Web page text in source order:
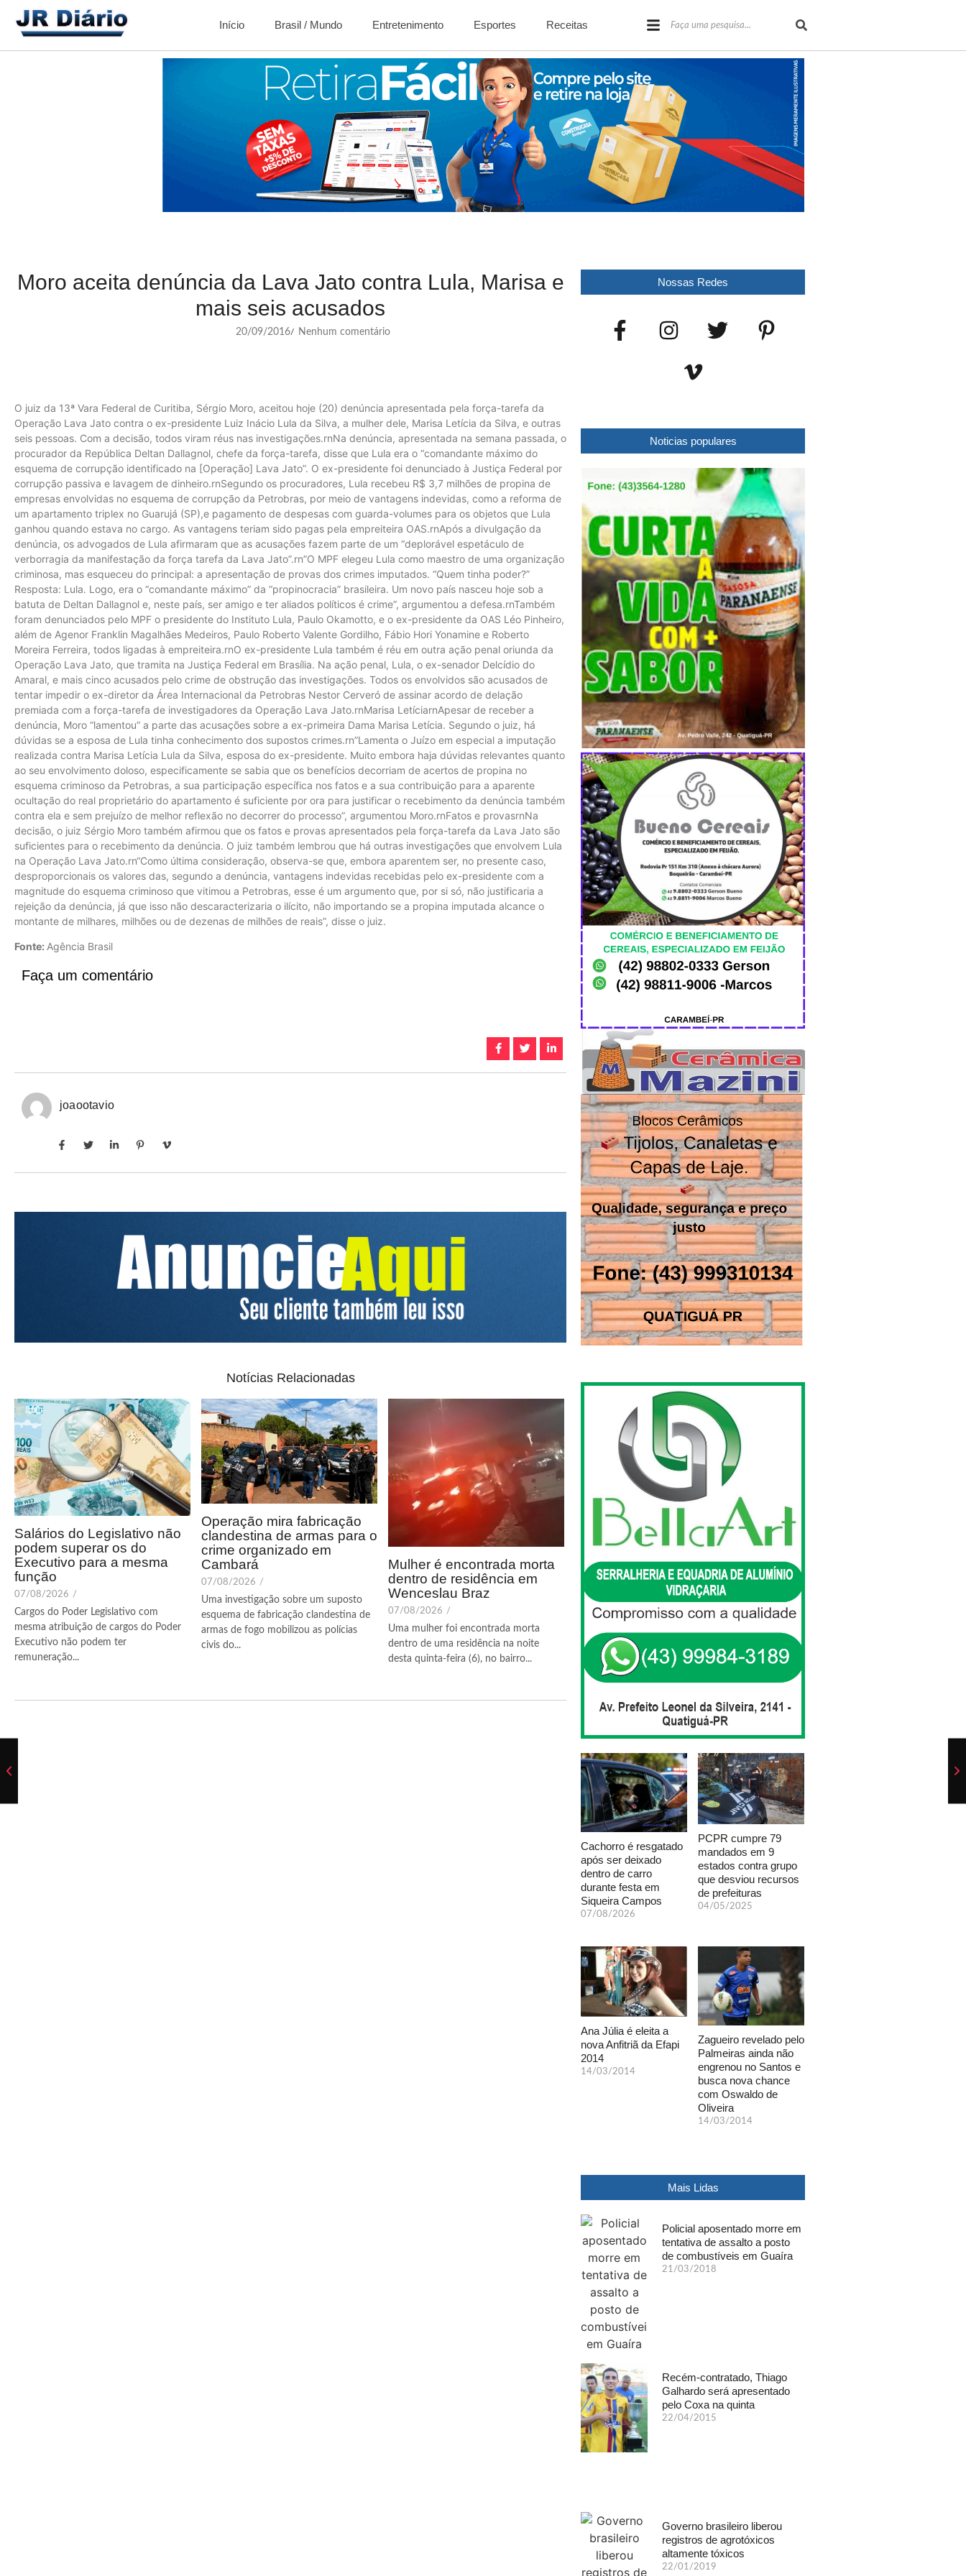
Início Brasil / Mundo Entretenimento Esportes Receitas
Moro aceita denúncia da Lava Jato contra Lula, Marisa e
mais seis acusados
20/09/2016/ Nenhum comentário
O juiz da 13ª Vara Federal de Curitiba, Sérgio Moro, aceitou hoje (20) denúncia apresentada pela força-tarefa da
Operação Lava Jato contra o ex-presidente Luiz Inácio Lula da Silva, a mulher dele, Marisa Letícia da Silva, e outras
seis pessoas. Com a decisão, todos viram réus nas investigações.rnNa denúncia, apresentada na semana passada, o
procurador da República Deltan Dallagnol, chefe da força-tarefa, disse que Lula era o “comandante máximo do
esquema de corrupção identificado na [Operação] Lava Jato”. O ex-presidente foi denunciado à Justiça Federal por
corrupção passiva e lavagem de dinheiro.rnSegundo os procuradores, Lula recebeu R$ 3,7 milhões de propina de
empresas envolvidas no esquema de corrupção da Petrobras, por meio de vantagens indevidas, como a reforma de
um apartamento triplex no Guarujá (SP),e pagamento de despesas com guarda-volumes para os objetos que Lula
ganhou quando estava no cargo. As vantagens teriam sido pagas pela empreiteira OAS.rnApós a divulgação da
denúncia, os advogados de Lula afirmaram que as acusações fazem parte de um “deplorável espetáculo de
verborragia da manifestação da força tarefa da Lava Jato”.rn”O MPF elegeu Lula como maestro de uma organização
criminosa, mas esqueceu do principal: a apresentação de provas dos crimes imputados. “Quem tinha poder?”
Resposta: Lula. Logo, era o “comandante máximo” da “propinocracia” brasileira. Um novo país nasceu hoje sob a
batuta de Deltan Dallagnol e, neste país, ser amigo e ter aliados políticos é crime”, argumentou a defesa.rnTambém
foram denunciados pelo MPF o presidente do Instituto Lula, Paulo Okamotto, e o ex-presidente da OAS Léo Pinheiro,
além de Agenor Franklin Magalhães Medeiros, Paulo Roberto Valente Gordilho, Fábio Hori Yonamine e Roberto
Moreira Ferreira, todos ligadas à empreiteira.rnO ex-presidente Lula também é réu em outra ação penal oriunda da
Operação Lava Jato, que tramita na Justiça Federal em Brasília. Na ação penal, Lula, o ex-senador Delcídio do
Amaral, e mais cinco acusados pelo crime de obstrução das investigações. Todos os envolvidos são acusados de
tentar impedir o ex-diretor da Área Internacional da Petrobras Nestor Cerveró de assinar acordo de delação
premiada com a força-tarefa de investigadores da Operação Lava Jato.rnMarisa LetíciarnApesar de receber a
denúncia, Moro “lamentou” a parte das acusações sobre a ex-primeira Dama Marisa Letícia. Segundo o juiz, há
dúvidas se a esposa de Lula tinha conhecimento dos supostos crimes.rn”Lamenta o Juízo em especial a imputação
realizada contra Marisa Letícia Lula da Silva, esposa do ex-presidente. Muito embora haja dúvidas relevantes quanto
ao seu envolvimento doloso, especificamente se sabia que os benefícios decorriam de acertos de propina no
esquema criminoso da Petrobras, a sua participação específica nos fatos e a sua contribuição para a aparente
ocultação do real proprietário do apartamento é suficiente por ora para justificar o recebimento da denúncia também
contra ela e sem prejuízo de melhor reflexão no decorrer do processo”, argumentou Moro.rnFatos e provasrnNa
decisão, o juiz Sérgio Moro também afirmou que os fatos e provas apresentados pela força-tarefa da Lava Jato são
suficientes para o recebimento da denúncia. O juiz também lembrou que há outras investigações que envolvem Lula
na Operação Lava Jato.rn“Como última consideração, observa-se que, embora aparentem ser, no presente caso,
desproporcionais os valores das, segundo a denúncia, vantagens indevidas recebidas pelo ex-presidente com a
magnitude do esquema criminoso que vitimou a Petrobras, esse é um argumento que, por si só, não justificaria a
rejeição da denúncia, já que isso não descaracterizaria o ilícito, não importando se a propina imputada alcance o
montante de milhares, milhões ou de dezenas de milhões de reais”, disse o juiz.
Fonte: Agência Brasil
Faça um comentário
joaootavio
Notícias Relacionadas
Salários do Legislativo não
podem superar os do
Executivo para a mesma
função
07/08/2026 /
Cargos do Poder Legislativo com
mesma atribuição de cargos do Poder
Executivo não podem ter
remuneração...
Operação mira fabricação
clandestina de armas para o
crime organizado em
Cambará
07/08/2026 /
Uma investigação sobre um suposto
esquema de fabricação clandestina de
armas de fogo mobilizou as polícias
civis do...
Mulher é encontrada morta
dentro de residência em
Wenceslau Braz
07/08/2026 /
Uma mulher foi encontrada morta
dentro de uma residência na noite
desta quinta-feira (6), no bairro...
Nossas Redes
Noticias populares
Cachorro é resgatado
após ser deixado
dentro de carro
durante festa em
Siqueira Campos
07/08/2026
PCPR cumpre 79
mandados em 9
estados contra grupo
que desviou recursos
de prefeituras
04/05/2025
Ana Júlia é eleita a
nova Anfitriã da Efapi
2014
14/03/2014
Zagueiro revelado pelo
Palmeiras ainda não
engrenou no Santos e
busca nova chance
com Oswaldo de
Oliveira
14/03/2014
Mais Lidas
Policial aposentado morre em
tentativa de assalto a posto
de combustíveis em Guaíra
21/03/2018
Recém-contratado, Thiago
Galhardo será apresentado
pelo Coxa na quinta
22/04/2015
Governo brasileiro liberou
registros de agrotóxicos
altamente tóxicos
22/01/2019